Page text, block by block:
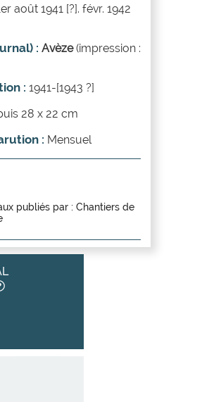
août 1941 [?]. févr. 1942
: Avèze(impression :
: 1941-[1943 ?]
28 x 22 cm
: Mensuel
publiés par : Chantiers de